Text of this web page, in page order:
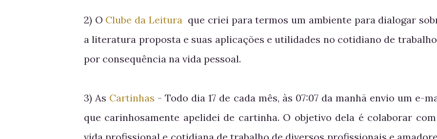
2) O Clube da Leitura que criei para termos um ambiente para dialogar
a literatura proposta e suas aplicações e utilidades no cotidiano de
por consequência na vida pessoal.
3) As Cartinhas - Todo dia 17 de cada mês, às 07:07 da manhã envio um e-
que carinhosamente apelidei de cartinha. O objetivo dela é colaborar